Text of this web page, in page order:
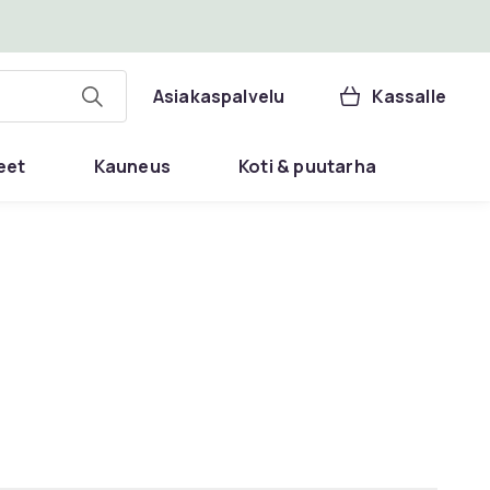
Asiakaspalvelu Kassalle
Kauneus Koti & puutarha